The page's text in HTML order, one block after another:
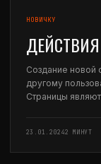
НОВИЧКУ
Создание новой
другому
Страницы
страницы
23.01.20242 МИНУТ